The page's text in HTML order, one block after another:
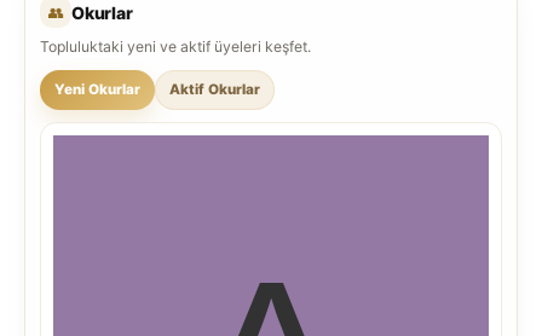
👥 Okurlar
Topluluktaki yeni ve aktif üyeleri keşfet.
Yeni Okurlar Aktif Okurlar